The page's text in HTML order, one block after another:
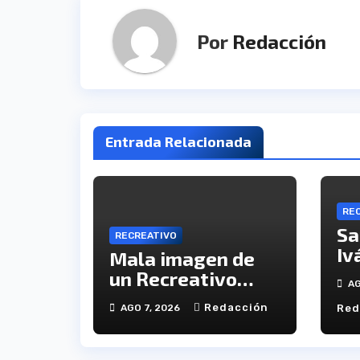
Por Redacción
Entrada Relacionada
RECREATIVO
Mala imagen de
un Recreativo
inócuo
AGO 7, 2026 Redacción